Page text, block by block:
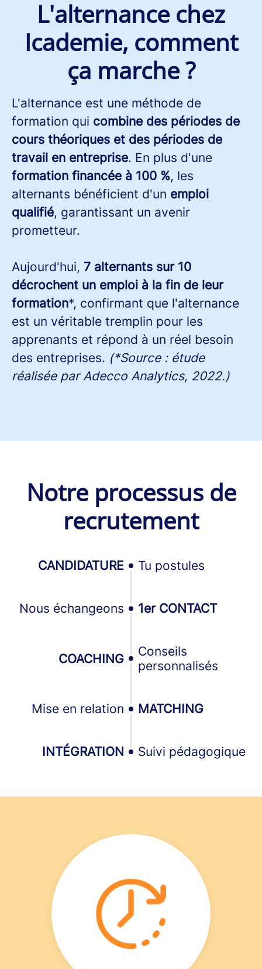
L'alternance chez
Icademie, comment
ça marche ?
L'alternance est une méthode de
formation qui combine des périodes de
cours théoriques et des périodes de
travail en entreprise. En plus d'une
formation financée à 100 %, les
alternants bénéficient d'un emploi
qualifié, garantissant un avenir
prometteur.
Aujourd'hui, 7 alternants sur 10
décrochent un emploi à la fin de leur
formation*, confirmant que l'alternance
est un véritable tremplin pour les
apprenants et répond à un réel besoin
des entreprises. (*Source : étude
réalisée par Adecco Analytics, 2022.)
Notre processus de
recrutement
CANDIDATURE Tu postules
Nous échangeons 1er CONTACT
COACHING
Conseils
personnalisés
Mise en relation MATCHING
INTÉGRATION Suivi pédagogique